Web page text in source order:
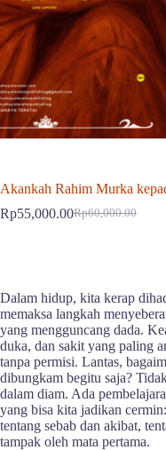
Akankah Rahim Murka
Rp60,000.00
Harga
Rp55,000.00Harga
Dalam hidup, kita kerap
memaksa langkah
yang mengguncang dada.
duka, dan sakit yang paling
tanpa permisi. Lantas,
dibungkam begitu saja?
dalam diam. Ada
yang bisa kita jadikan
tentang sebab dan akibat,
tampak oleh mata pertama.